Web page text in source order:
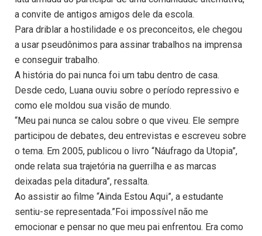
a convite de antigos amigos dele da escola.
Para driblar a hostilidade e os preconceitos, ele chegou
a usar pseudônimos para assinar trabalhos na imprensa
e conseguir trabalho.
A história do pai nunca foi um tabu dentro de casa.
Desde cedo, Luana ouviu sobre o período repressivo e
como ele moldou sua visão de mundo.
“Meu pai nunca se calou sobre o que viveu. Ele sempre
participou de debates, deu entrevistas e escreveu sobre
o tema. Em 2005, publicou o livro “Náufrago da Utopia”,
onde relata sua trajetória na guerrilha e as marcas
deixadas pela ditadura”, ressalta.
Ao assistir ao filme “Ainda Estou Aqui”, a estudante
sentiu-se representada.”Foi impossível não me
emocionar e pensar no que meu pai enfrentou. Era como